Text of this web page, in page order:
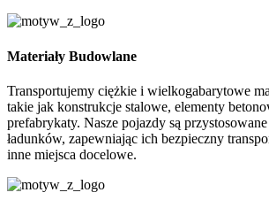
Materiały Budowlane
Transportujemy ciężkie i wielkogabarytowe
takie jak konstrukcje stalowe, elementy
prefabrykaty. Nasze pojazdy są
ładunków, zapewniając ich bezpieczny
inne miejsca docelowe.